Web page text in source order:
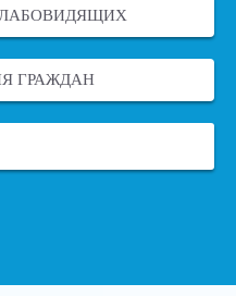
ГРАЖДАН